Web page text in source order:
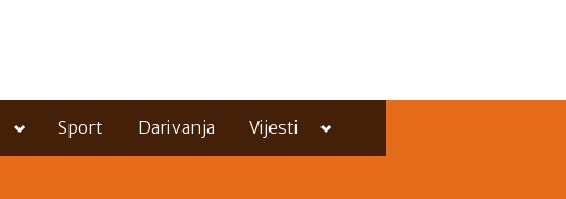
Toggle
menu
Sport Darivanja Vijesti
Toggle
menu